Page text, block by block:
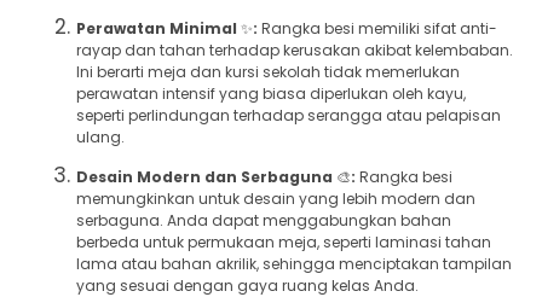
Perawatan Minimal ✨: Rangka besi memiliki sifat anti-
rayap dan tahan terhadap kerusakan akibat kelembaban.
Ini berarti meja dan kursi sekolah tidak memerlukan
perawatan intensif yang biasa diperlukan oleh kayu,
seperti perlindungan terhadap serangga atau pelapisan
ulang.
Desain Modern dan Serbaguna 🎨: Rangka besi
memungkinkan untuk desain yang lebih modern dan
serbaguna. Anda dapat menggabungkan bahan
berbeda untuk permukaan meja, seperti laminasi tahan
lama atau bahan akrilik, sehingga menciptakan tampilan
yang sesuai dengan gaya ruang kelas Anda.